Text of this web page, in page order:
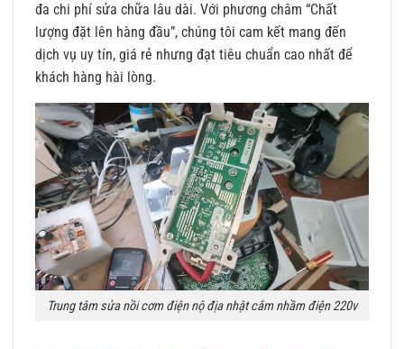
đa chi phí sửa chữa lâu dài. Với phương châm “Chất
lượng đặt lên hàng đầu”, chúng tôi cam kết mang đến
dịch vụ uy tín, giá rẻ nhưng đạt tiêu chuẩn cao nhất để
khách hàng hài lòng.
Trung tâm sửa nồi cơm điện nộ địa nhật cắm nhầm điện 220v